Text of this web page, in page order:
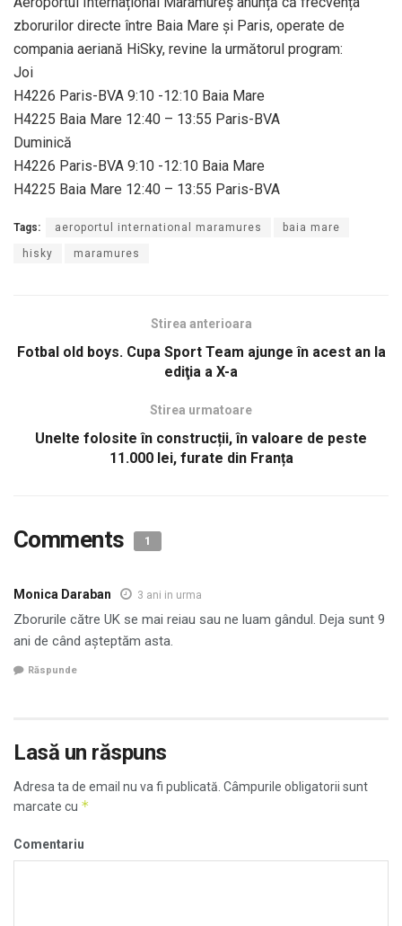
zborurilor directe între Baia Mare și Paris, operate de
compania aeriană HiSky, revine la următorul program:
Joi
H4226 Paris-BVA 9:10 -12:10 Baia Mare
H4225 Baia Mare 12:40 – 13:55 Paris-BVA
Duminică
H4226 Paris-BVA 9:10 -12:10 Baia Mare
H4225 Baia Mare 12:40 – 13:55 Paris-BVA
Tags: aeroportul international maramures baia mare
hisky maramures
Stirea anterioara
Fotbal old boys. Cupa Sport Team ajunge în acest an la
ediţia a X-a
Stirea urmatoare
Unelte folosite în construcții, în valoare de peste
11.000 lei, furate din Franța
Comments 1
Monica Daraban 3 ani in urma
Zborurile către UK se mai reiau sau ne luam gândul. Deja sunt 9
ani de când așteptăm asta.
Răspunde
Lasă un răspuns
Adresa ta de email nu va fi publicată. Câmpurile obligatorii sunt
marcate cu *
Comentariu